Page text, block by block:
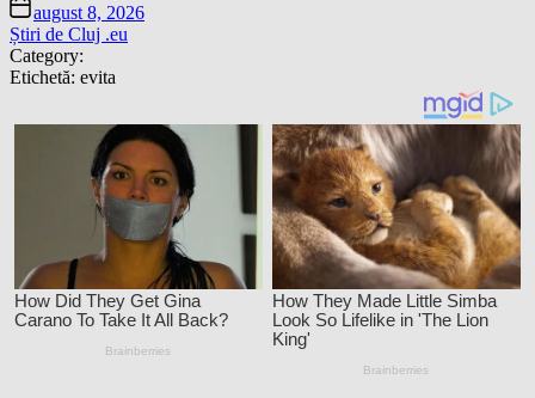
august 8, 2026
Știri de Cluj .eu
Category:
Etichetă: evita